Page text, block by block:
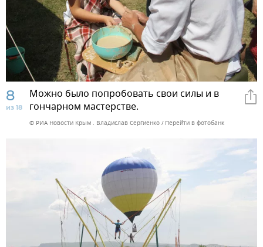
8
из 18
Можно было попробовать свои силы и в
гончарном мастерстве.
© РИА Новости Крым . Владислав Сергиенко Перейти в фотобанк